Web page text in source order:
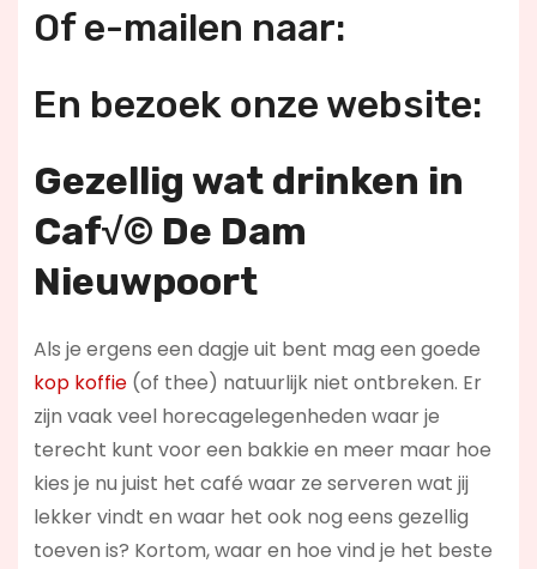
Of e-mailen naar:
En bezoek onze website:
Gezellig wat drinken in
Caf√© De Dam
Nieuwpoort
Als je ergens een dagje uit bent mag een goede
kop koffie(of thee) natuurlijk niet ontbreken. Er
zijn vaak veel horecagelegenheden waar je
terecht kunt voor een bakkie en meer maar hoe
kies je nu juist het café waar ze serveren wat jij
lekker vindt en waar het ook nog eens gezellig
toeven is? Kortom, waar en hoe vind je het beste